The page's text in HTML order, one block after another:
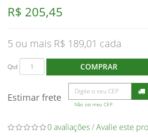
R$ 205,45
5 ou mais R$ 189,01
Qtd COMPRAR
Estimar frete
Não sei meu CEP
0 avaliações/Avalie este